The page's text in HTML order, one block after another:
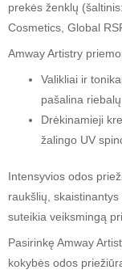
prekės ženklų
Cosmetics, Global
Amway Artistry
Valikliai ir
pašalina riebalų
Drėkinamieji
žalingo UV
Intensyvios odos
raukšlių,
suteikia veiksmingą
Pasirinkę Amway
kokybės odos